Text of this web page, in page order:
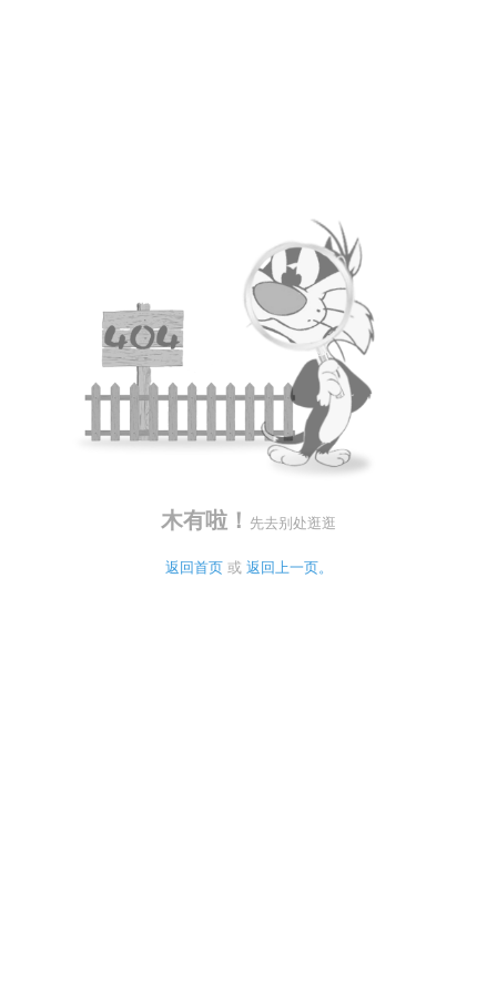
木有啦！ 先去别处逛逛
返回首页 或 返回上一页。